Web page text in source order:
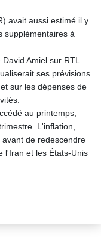
avait aussi estimé il y
supplémentaires à
Amiel sur RTL
ses prévisions
sur les dépenses de
au printemps,
L'inflation,
de redescendre
l'Iran et les États-Unis